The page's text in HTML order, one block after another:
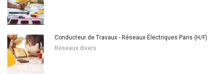
Conducteur de Travaux - Réseaux Électriques Paris (H/F)
Réseaux divers